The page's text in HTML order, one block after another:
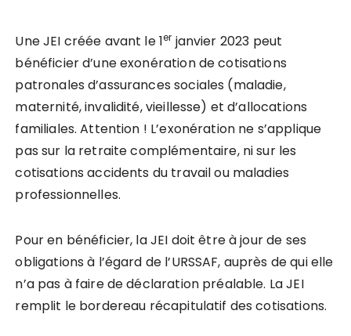
Une JEI créée avant le 1er janvier 2023 peut
bénéficier d’une exonération de cotisations
patronales d’assurances sociales (maladie,
maternité, invalidité, vieillesse) et d’allocations
familiales. Attention ! L’exonération ne s’applique
pas sur la retraite complémentaire, ni sur les
cotisations accidents du travail ou maladies
professionnelles.
Pour en bénéficier, la JEI doit être à jour de ses
obligations à l’égard de l’URSSAF, auprès de qui elle
n’a pas à faire de déclaration préalable. La JEI
remplit le bordereau récapitulatif des cotisations.